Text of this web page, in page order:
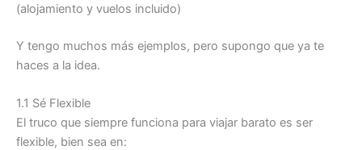
(alojamiento y vuelos incluido)
Y tengo muchos más ejemplos, pero supongo que ya te
haces a la idea.
1.1 Sé Flexible
El truco que siempre funciona para viajar barato es ser
flexible, bien sea en: